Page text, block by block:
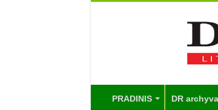
PRADINIS DR